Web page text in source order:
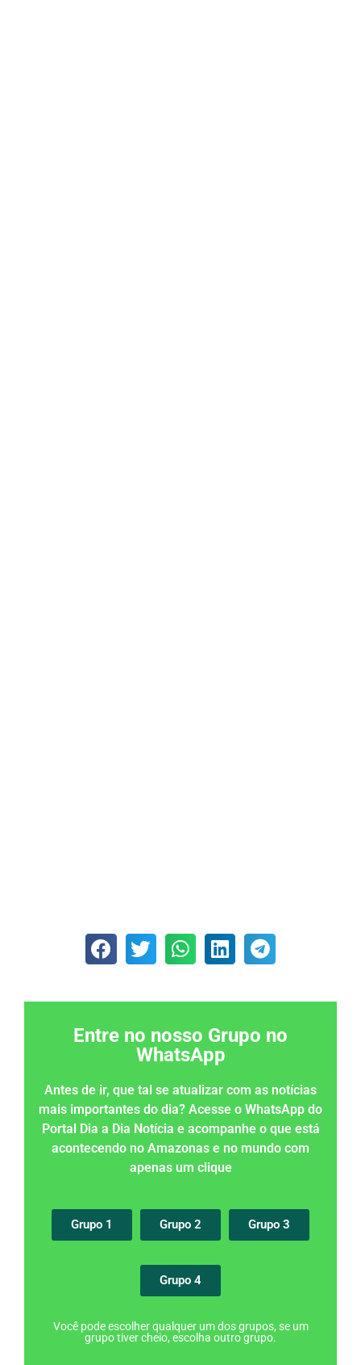
Entre no nosso Grupo no
WhatsApp
Antes de ir, que tal se atualizar com as notícias
mais importantes do dia? Acesse o WhatsApp do
Portal Dia a Dia Notícia e acompanhe o que está
acontecendo no Amazonas e no mundo com
apenas um clique
Grupo 1 Grupo 2 Grupo 3
Grupo 4
Você pode escolher qualquer um dos grupos, se um
grupo tiver cheio, escolha outro grupo.